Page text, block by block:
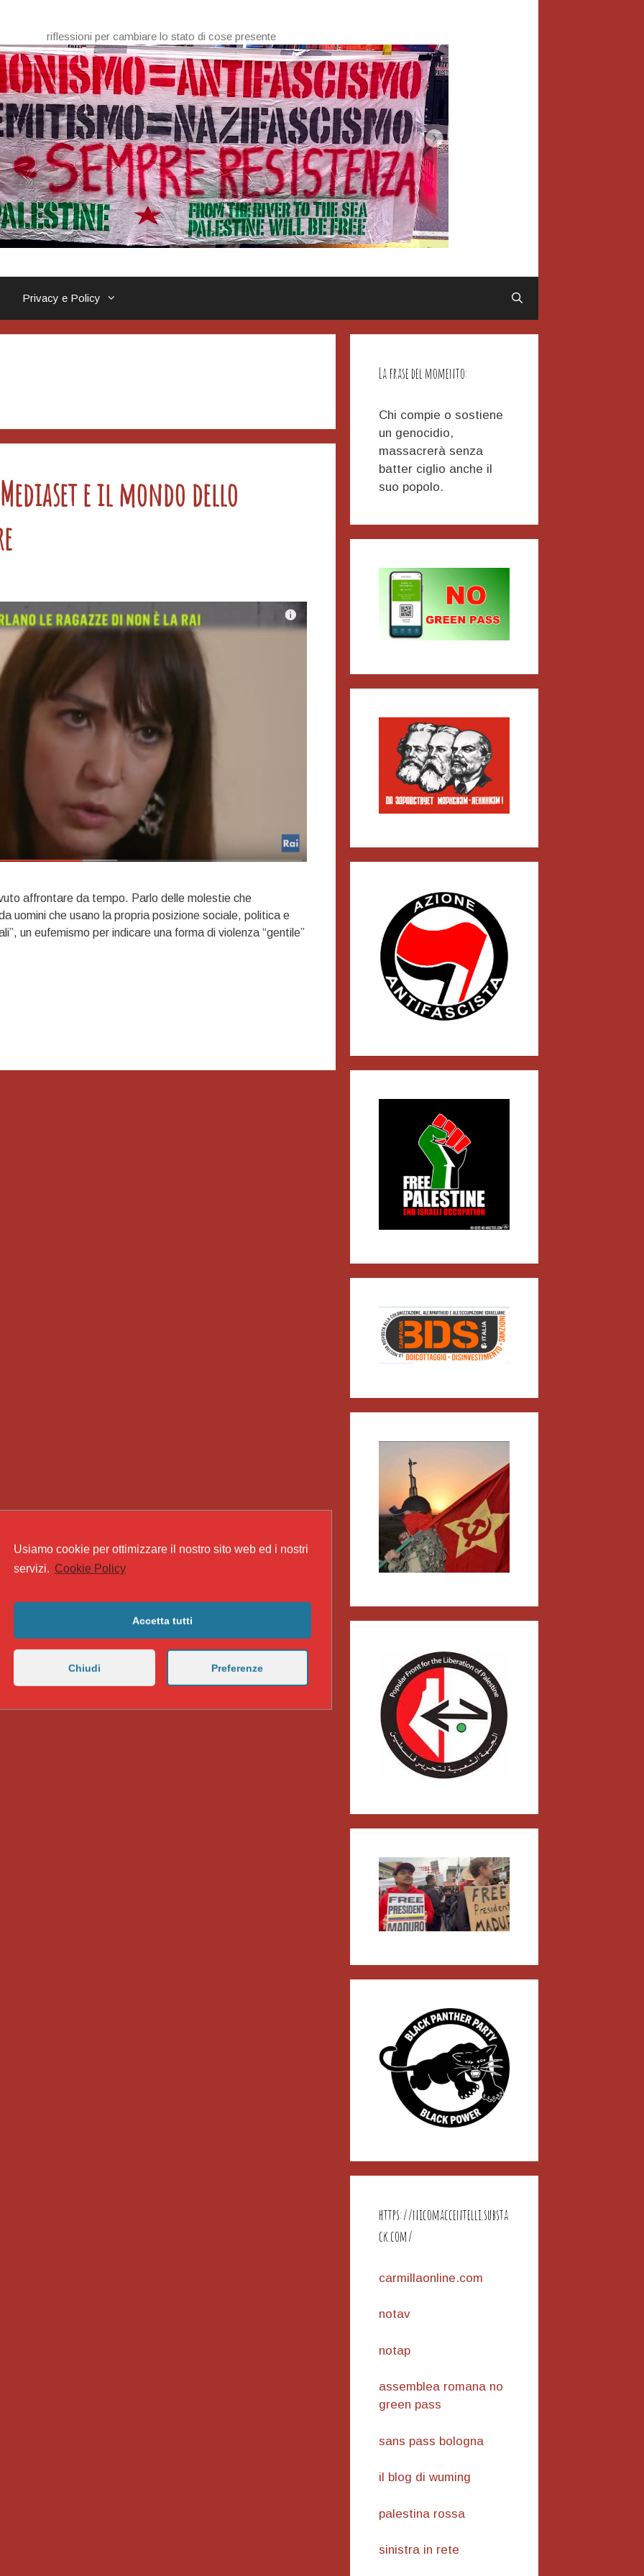
riflessioni per cambiare lo stato di cose presente
Privacy e Policy
e il mondo dello
affrontare da tempo. Parlo delle molestie che
uomini che usano la propria posizione sociale, politica e
un eufemismo per indicare una forma di violenza “gentile”
La frase del momento:
Chi compie o sostiene
un genocidio,
massacrerà senza
batter ciglio anche il
suo popolo.
https://nicomaccentelli.substa
ck.com/
carmillaonline.com
notav
notap
assemblea romana no
green pass
sans pass bologna
il blog di wuming
palestina rossa
sinistra in rete
Usiamo cookie per ottimizzare il nostro sito web ed i nostri
servizi. Cookie Policy
Accetta tutti
Chiudi Preferenze